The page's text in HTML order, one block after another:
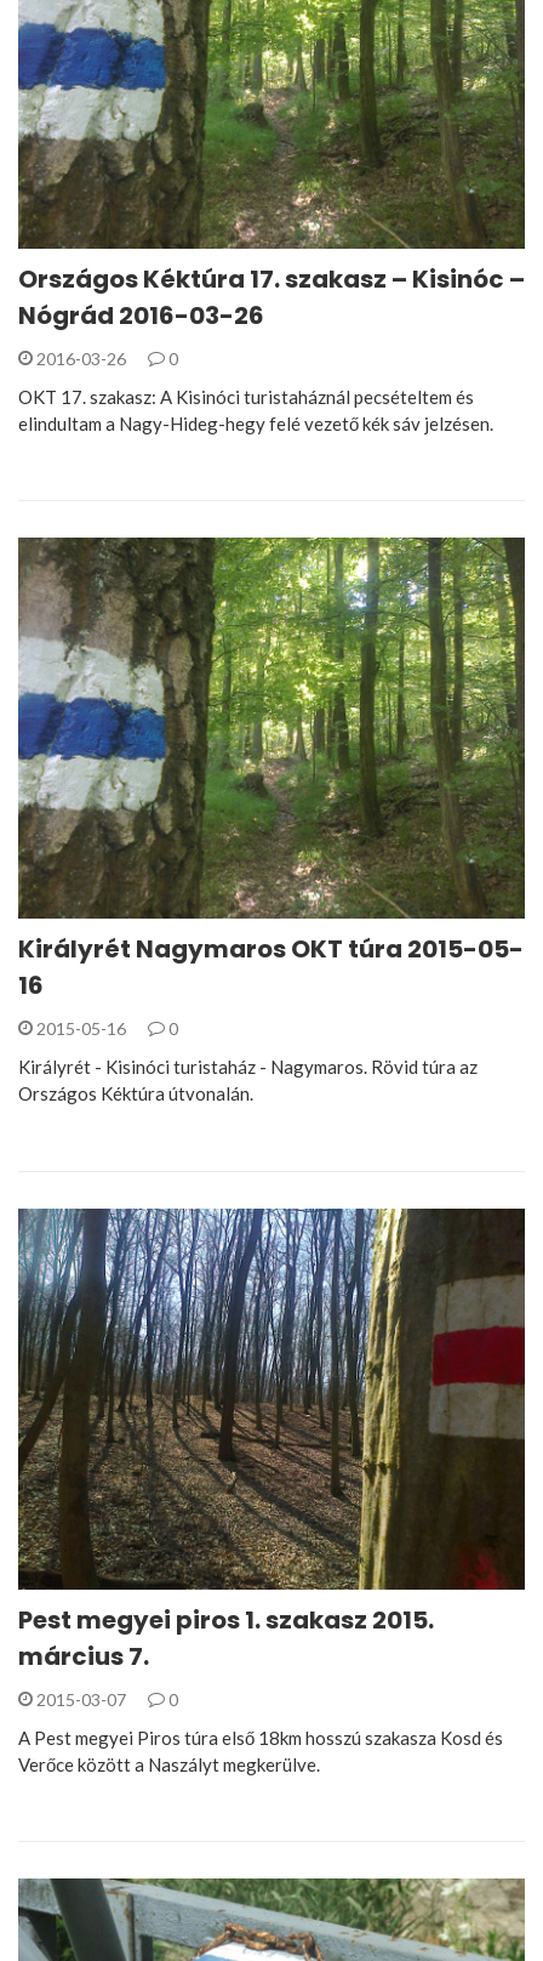
Országos Kéktúra 17. szakasz – Kisinóc –
Nógrád 2016-03-26
2016-03-26 0
OKT 17. szakasz: A Kisinóci turistaháznál pecsételtem és
elindultam a Nagy-Hideg-hegy felé vezető kék sáv jelzésen.
Királyrét Nagymaros OKT túra 2015-05-
16
2015-05-16 0
Királyrét - Kisinóci turistaház - Nagymaros. Rövid túra az
Országos Kéktúra útvonalán.
Pest megyei piros 1. szakasz 2015.
március 7.
2015-03-07 0
A Pest megyei Piros túra első 18km hosszú szakasza Kosd és
Verőce között a Naszályt megkerülve.